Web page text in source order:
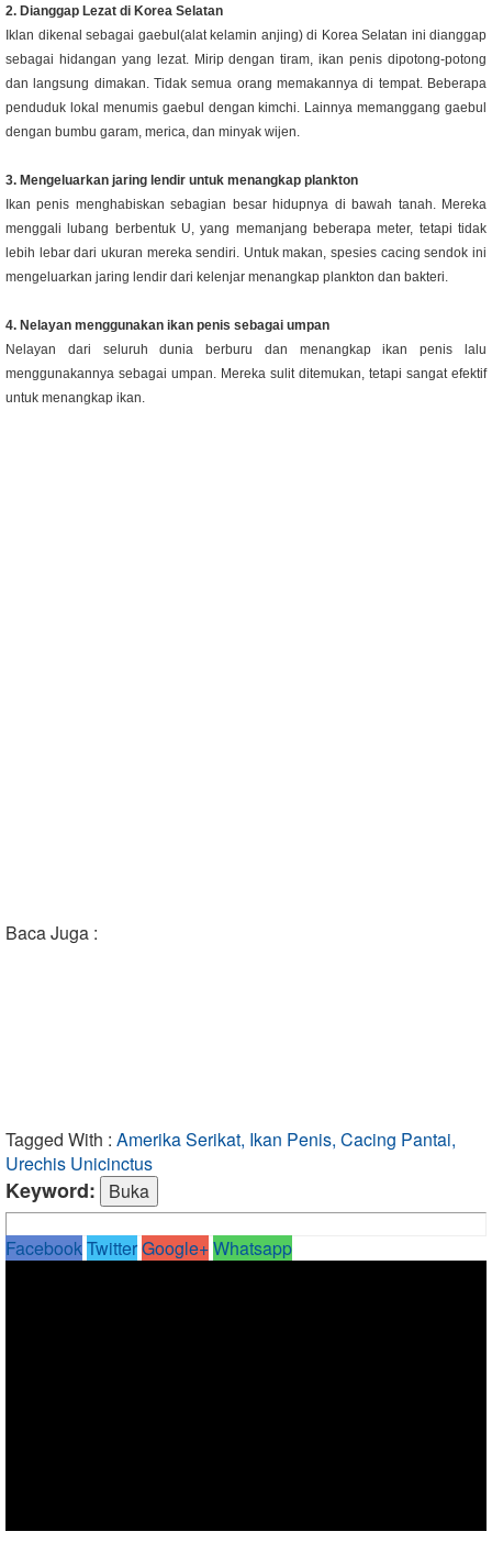
2. Dianggap Lezat di Korea Selatan
Iklan dikenal sebagai gaebul(alat kelamin anjing) di Korea Selatan ini dianggap
sebagai hidangan yang lezat.
Mirip dengan tiram, ikan penis dipotong-potong
dan langsung dimakan. Tidak semua orang memakannya di tempat. Beberapa
penduduk lokal menumis gaebul dengan kimchi. Lainnya memanggang gaebul
dengan bumbu garam, merica, dan minyak wijen.
3. Mengeluarkan jaring lendir untuk menangkap plankton
Ikan penis menghabiskan sebagian besar hidupnya di bawah tanah. Mereka
menggali lubang berbentuk U, yang memanjang beberapa meter, tetapi tidak
lebih lebar dari ukuran mereka sendiri.
Untuk makan, spesies cacing sendok ini
mengeluarkan jaring lendir dari kelenjar menangkap plankton dan bakteri.
4. Nelayan menggunakan ikan penis sebagai umpan
Nelayan dari seluruh dunia berburu dan menangkap ikan penis lalu
menggunakannya sebagai umpan. Mereka sulit ditemukan, tetapi sangat efektif
untuk menangkap ikan.
Baca Juga :
Tagged With : Amerika Serikat, Ikan Penis, Cacing Pantai,
Urechis Unicinctus
Keyword:
Facebook TwitterGoogle+Whatsapp